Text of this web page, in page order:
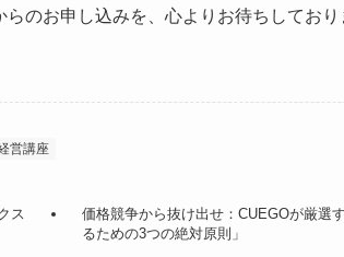
のお申し込みを、心よりお待ちしており
営講座
ス
価格競争から抜け出せ：CUEGOが厳選
るための3つの絶対原則」